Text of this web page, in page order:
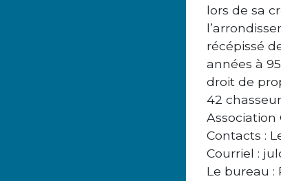
lors de sa
récépissé
années à
droit de
42
Association
Contacts :
Courriel :
Le bureau :